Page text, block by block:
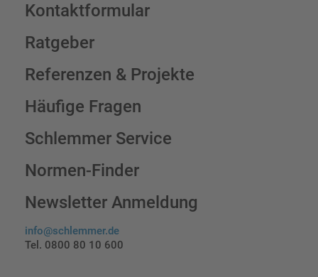
Kontaktformular
Ratgeber
Referenzen & Projekte
Häufige Fragen
Schlemmer Service
Normen-Finder
Newsletter Anmeldung
info@schlemmer.de
Tel. 0800 80 10 600